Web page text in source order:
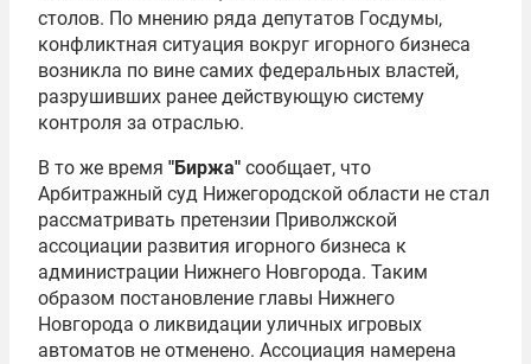
столов. По мнению ряда депутатов Госдумы,
конфликтная ситуация вокруг игорного бизнеса
возникла по вине самих федеральных властей,
разрушивших ранее действующую систему
контроля за отраслью.
В то же время "Биржа" сообщает, что
Арбитражный суд Нижегородской области не стал
рассматривать претензии Приволжской
ассоциации развития игорного бизнеса к
администрации Нижнего Новгорода. Таким
образом постановление главы Нижнего
Новгорода о ликвидации уличных игровых
автоматов не отменено. Ассоциация намерена